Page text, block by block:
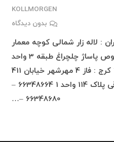
KOLLMORGEN
بدون دیدگاه
: لاله زار شمالی کوچه معمار
مخصوص پاساژ چلچراغ طبقه 3 واحد
2 کرج : فاز 4 مهرشهر خیابان 411
شرقی پلاک 114 واحد 1 66348664 –
66348680 –…